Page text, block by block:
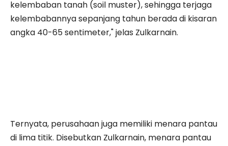
kelembaban tanah (soil muster), sehingga terjaga
kelembabannya sepanjang tahun berada di kisaran
angka 40-65 sentimeter," jelas Zulkarnain.
Ternyata, perusahaan juga memiliki menara pantau
di lima titik. Disebutkan Zulkarnain, menara pantau